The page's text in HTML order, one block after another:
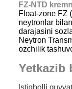
FZ-NTD
Float-zone FZ
neytronlar
darajasini
Neytron
ozchilik
Yetkazib